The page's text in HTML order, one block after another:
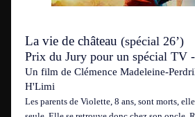
La vie de château (spécial 26’)
Prix du Jury pour un spécial TV
Un film de Clémence Madeleine-
H'Limi
Les parents de Violette, 8 ans, sont morts,